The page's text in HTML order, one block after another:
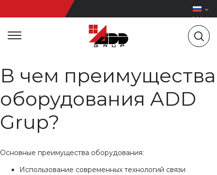
В чем преимущества
оборудования ADD
Grup?
Основные преимущества оборудования:
Использование современных технологий связи